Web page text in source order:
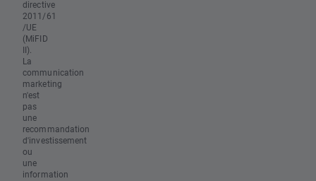
directive
2011/61
/UE
(MiFID
II).
La
communication
marketing
n'est
pas
une
recommandation
d'investissement
ou
une
information